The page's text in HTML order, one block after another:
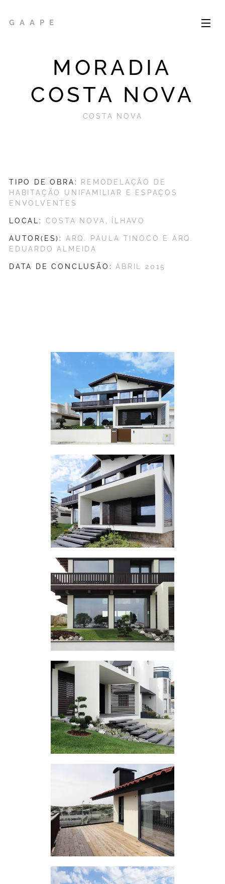
G A A P E
MORADIA
COSTA NOVA
COSTA NOVA
TIPO DE OBRA:
REMODELAÇÃO DE
HABITAÇÃO UNIFAMILIAR E ESPAÇOS
ENVOLVENTES
LOCAL: COSTA NOVA, ÍLHAVO
AUTOR(ES): ARQ. PAULA TINOCO E ARQ.
EDUARDO ALMEIDA
DATA DE CONCLUSÃO:ABRIL 2015